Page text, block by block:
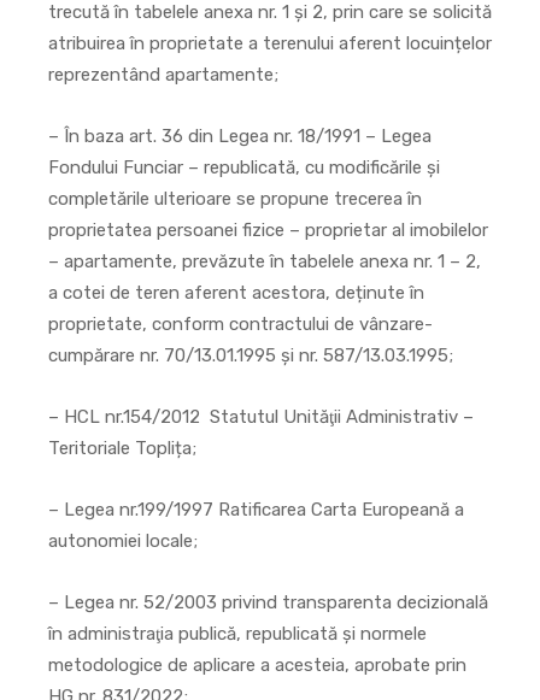
trecută în tabelele anexa nr. 1 și 2, prin care se solicită
atribuirea în proprietate a terenului aferent locuințelor
reprezentând apartamente;
– În baza art. 36 din Legea nr. 18/1991 – Legea
Fondului Funciar – republicată, cu modificările și
completările ulterioare se propune trecerea în
proprietatea persoanei fizice – proprietar al imobilelor
– apartamente, prevăzute în tabelele anexa nr. 1 – 2,
a cotei de teren aferent acestora, deținute în
proprietate, conform contractului de vânzare-
cumpărare nr. 70/13.01.1995 și nr. 587/13.03.1995;
– HCL nr.154/2012 Statutul Unităţii Administrativ –
Teritoriale Toplița;
– Legea nr.199/1997 Ratificarea Carta Europeană a
autonomiei locale;
– Legea nr. 52/2003 privind transparenta decizională
în administraţia publică, republicată și normele
metodologice de aplicare a acesteia, aprobate prin